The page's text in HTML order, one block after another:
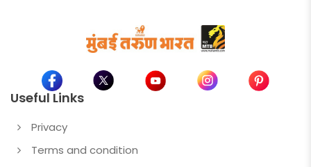
Useful Links
Privacy
Terms and condition